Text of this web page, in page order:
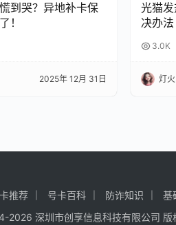
到哭？异地补卡保
！
2025年 12月 31日
光猫
决办法
3.0K
灯
推荐 号卡百科 防诈知识
基
深圳市创享信息科技有限公司 版